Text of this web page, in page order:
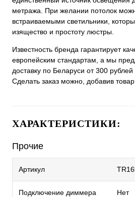
метража. При желании потолок
встраиваемыми светильники,
изящество и простоту люстры.
Известность бренда гарантирует
европейским стандартам, а мы
доставку по Беларуси от 300
Сделать заказ можно, добавив товар
ХАРАКТЕРИСТИКИ:
Прочие
Артикул
Подключение диммера Нет